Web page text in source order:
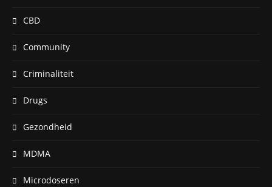
CBD
Community
Criminaliteit
Drugs
Gezondheid
MDMA
Microdoseren